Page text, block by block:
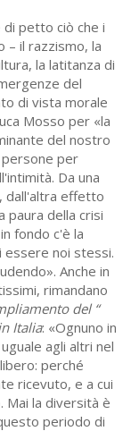
petto ciò che i
– il razzismo, la
la latitanza di
del
di vista morale
Mosso per «la
del nostro
per
Da una
dall'altra effetto
paura della crisi
fondo c'è la
essere noi stessi.
Anche in
rimandano
del “
Italia: «Ognuno in
agli altri nel
perché
ricevuto, e a cui
la diversità è
periodo di